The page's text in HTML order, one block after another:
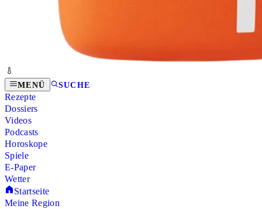
MENÜ SUCHE
Rezepte
Dossiers
Videos
Podcasts
Horoskope
Spiele
E-Paper
Wetter
Startseite
Meine Region